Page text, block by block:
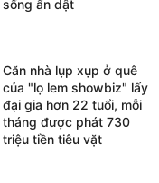
sống ẩn dật
Căn nhà lụp xụp ở quê
của "lọ lem showbiz" lấy
đại gia hơn 22 tuổi, mỗi
tháng được phát 730
triệu tiền tiêu vặt